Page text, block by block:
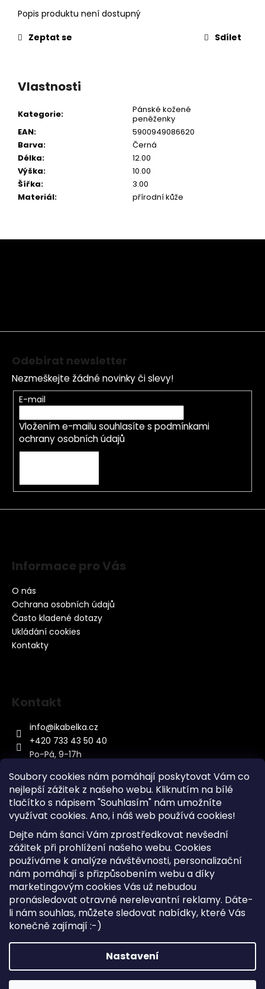
Soubory cookies nám pomáhají poskytovat Vám co
nejlepší zážitek z našeho webu. Kliknutím na bílé
tlačítko s nápisem "Souhlasím" nám umožníte
využívat cookies. Ano, i náš web používá cookies!
Dejte nám šanci Vám zprostředkovat nevšední
zážitek při prohlížení našeho webu. Cookies
používáme k analýze návštěvnosti, personalizační
nám pomáhají s přizpůsobením webu a díky
marketingovým cookies Vás už nebudou
pronásledovat otravné nerelevantní reklamy. Dáte-
li nám souhlas, můžete sledovat nabídky, které Vás
konečně zajímají :-)
Nastavení
Popis produktu není dostupný
Zeptat se
Sdílet
Vlastnosti
Kategorie:
Pánské kožené
peněženky
EAN:
5900949086620
Barva:
Černá
Délka:
12.00
Výška:
10.00
Šířka:
3.00
Materiál: přírodní kůže
Z
Odebírat newsletter
Nezmeškejte žádné novinky či slevy!
E-mail
Vložením e-mailu souhlasíte s podmínkami
ochrany osobních údajů
Informace pro Vás
O nás
Ochrana osobních údajů
Často kladené dotazy
Ukládání cookies
Kontakty
Kontakt
info@ikabelka.cz
+420 733 43 50 40
Po-Pá, 9-17h
Kontakt
Sitemap
Doprava a Platba
Reklamace Zboží
Obchodní podmínky
iKabelka.cz. Všechna práva vyhrazena.
Upravit nastavení cookies